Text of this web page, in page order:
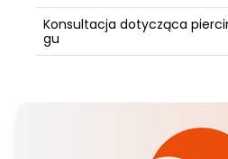
Konsultacja dotycząca
gu